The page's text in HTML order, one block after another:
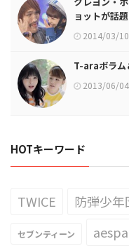
ョットが話
2014/03/10
T-araボラム
2013/06/04
HOTキーワード
TWICE 防弾少年
セブンティーン aespa